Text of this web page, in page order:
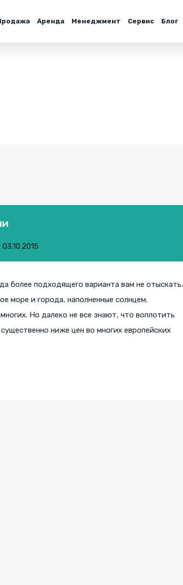
Аренда Менеджмент Сервис Блог
03.10.2015
более подходящего варианта вам не отыскать.
море и города, наполненные солнцем.
Но далеко не все знают, что воплотить
ниже цен во многих европейских